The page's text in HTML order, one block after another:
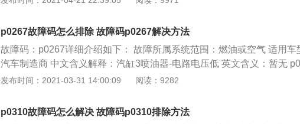
过控制喷油器打开时间间隔（也叫脉冲宽度）来控制喷油量。 c).喷油器
燃油雾化，使其适应燃烧的要求工作原理是当电磁线圈通电时，产生吸
被吸起，打开喷孔，燃油经针阀头部的轴针与喷孔之间的环形间隙高速
成雾状。电子控制单元通过控制喷油器打开时间间隔（也叫脉冲宽度）
现。 建议及解决方法：1.故障原因 a).检查燃油品质是否良好 b).燃油滤清
及其线路是否有故障 f).喷油器及其线路是否有故障 g).ecu是否有故障2.处
一定影响 故障原因和影响：1.故障码解释 燃油泵的作用是把燃油从燃油
出、加压后输送到供油管中，和燃油压力调节器配合建立一定的燃油压
电子控制单元（ecu）检测到燃油泵控制电路电压不稳定，该故障码会
议及解决方法：1.故障原因 a).油箱内部是否杂质过多导致燃油泵滤网堵
油滤清器是否堵塞 c).燃油泵及其线路是否有故障 d).燃油泵继电器及其线
网堵塞，如有，更换滤网并清洗油路。故障未解决或有其他故障请找专业
p0267故障码怎么排除 故障码p0267解决方法
故障码：p0267详细介绍如下： 故障所属系统范围：燃油或空气 适用车
汽车制造商 中文含义解释：汽缸3喷油器-电路电压低 英文含义：暂无
码相关知识： 1.元件在车上的位置及作用： a).喷油器一般装在进气歧管
求。2.元件的类型及结构原理和影响： a).喷油器是一个2线的常闭阀，每
器共有两个针脚。一个针脚接主继电器输出针脚，另一个接ecu的控制信
发布时间：2021-03-31 14:00:09 阅读：9282
p0310故障码怎么解决 故障码p0310排除方法